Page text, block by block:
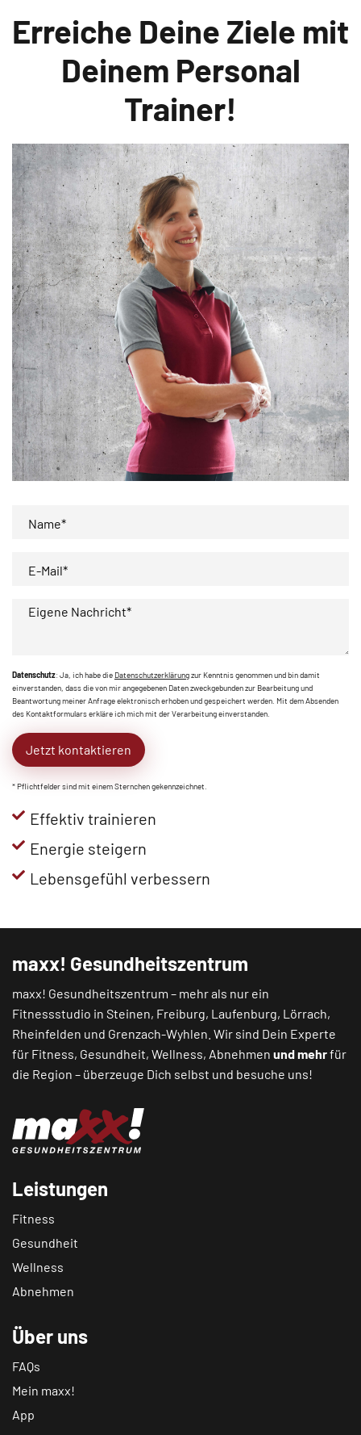
Erreiche Deine Ziele mit
Deinem Personal
Trainer!
Name*
E-Mail*
Eigene Nachricht*
Datenschutz: Ja, ich habe die Datenschutzerklärungzur Kenntnis genommen und bin damit
einverstanden, dass die von mir angegebenen Daten zweckgebunden zur Bearbeitung und
Beantwortung meiner Anfrage elektronisch erhoben und gespeichert werden. Mit dem Absenden
des Kontaktformulars erkläre ich mich mit der Verarbeitung einverstanden.
Jetzt kontaktieren
* Pflichtfelder sind mit einem Sternchen gekennzeichnet.
Effektiv trainieren
Energie steigern
Lebensgefühl verbessern
maxx! Gesundheitszentrum
maxx! Gesundheitszentrum – mehr als nur ein
Fitnessstudio in Steinen, Freiburg, Laufenburg, Lörrach,
Rheinfelden und Grenzach-Wyhlen . Wir sind Dein Experte
für Fitness, Gesundheit, Wellness, Abnehmen und mehrfür
die Region – überzeuge Dich selbst und besuche uns!
Leistungen
Fitness
Gesundheit
Wellness
Abnehmen
Über uns
FAQs
Mein maxx!
App